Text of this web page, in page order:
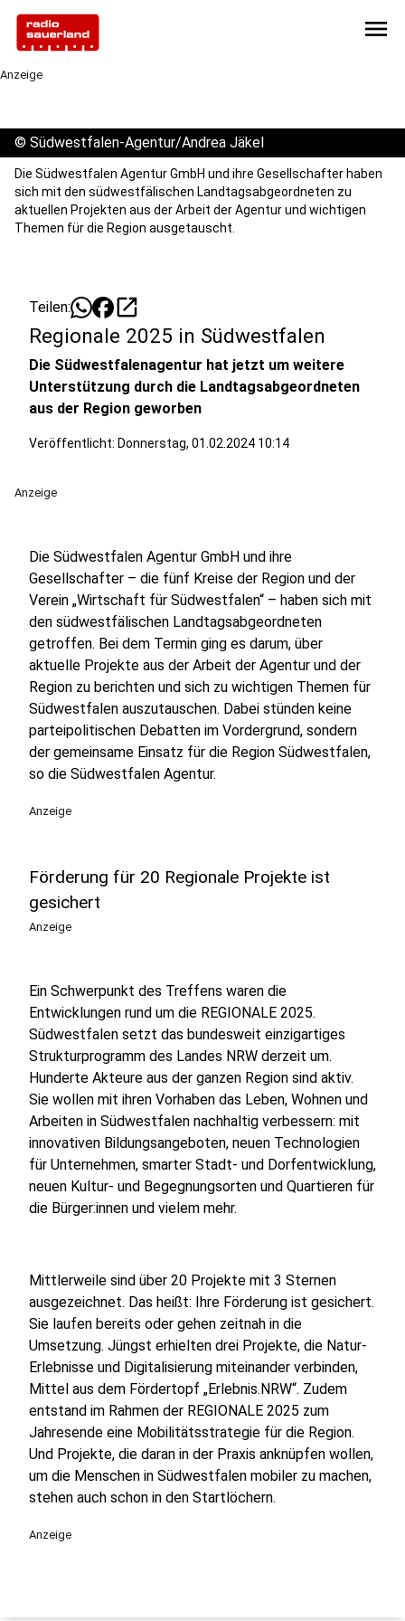
menu
Anzeige
© Südwestfalen-Agentur/Andrea Jäkel
Die Südwestfalen Agentur GmbH und ihre Gesellschafter haben
sich mit den südwestfälischen Landtagsabgeordneten zu
aktuellen Projekten aus der Arbeit der Agentur und wichtigen
Themen für die Region ausgetauscht.
Teilen: open_in_new
Regionale 2025 in Südwestfalen
Die Südwestfalenagentur hat jetzt um weitere
Unterstützung durch die Landtagsabgeordneten
aus der Region geworben
Veröffentlicht: Donnerstag, 01.02.2024 10:14
Anzeige
Die Südwestfalen Agentur GmbH und ihre
Gesellschafter – die fünf Kreise der Region und der
Verein „Wirtschaft für Südwestfalen“ – haben sich mit
den südwestfälischen Landtagsabgeordneten
getroffen. Bei dem Termin ging es darum, über
aktuelle Projekte aus der Arbeit der Agentur und der
Region zu berichten und sich zu wichtigen Themen für
Südwestfalen auszutauschen. Dabei stünden keine
parteipolitischen Debatten im Vordergrund, sondern
der gemeinsame Einsatz für die Region Südwestfalen,
so die Südwestfalen Agentur.
Anzeige
Förderung für 20 Regionale Projekte ist
gesichert
Anzeige
Ein Schwerpunkt des Treffens waren die
Entwicklungen rund um die REGIONALE 2025.
Südwestfalen setzt das bundesweit einzigartiges
Strukturprogramm des Landes NRW derzeit um.
Hunderte Akteure aus der ganzen Region sind aktiv.
Sie wollen mit ihren Vorhaben das Leben, Wohnen und
Arbeiten in Südwestfalen nachhaltig verbessern: mit
innovativen Bildungsangeboten, neuen Technologien
für Unternehmen, smarter Stadt- und Dorfentwicklung,
neuen Kultur- und Begegnungsorten und Quartieren für
die Bürger:innen und vielem mehr.
Mittlerweile sind über 20 Projekte mit 3 Sternen
ausgezeichnet. Das heißt: Ihre Förderung ist gesichert.
Sie laufen bereits oder gehen zeitnah in die
Umsetzung. Jüngst erhielten drei Projekte, die Natur-
Erlebnisse und Digitalisierung miteinander verbinden,
Mittel aus dem Fördertopf „Erlebnis.NRW“. Zudem
entstand im Rahmen der REGIONALE 2025 zum
Jahresende eine Mobilitätsstrategie für die Region.
Und Projekte, die daran in der Praxis anknüpfen wollen,
um die Menschen in Südwestfalen mobiler zu machen,
stehen auch schon in den Startlöchern.
Anzeige